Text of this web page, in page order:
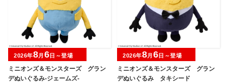
ミニオンズ＆モンスターズ グラン
デぬいぐるみ‐ジェームズ‐
2026年8月 6日～登場
ミニオンズ＆モンスターズ グラン
デぬいぐるみ タキシード
2026年8月 6日～登場